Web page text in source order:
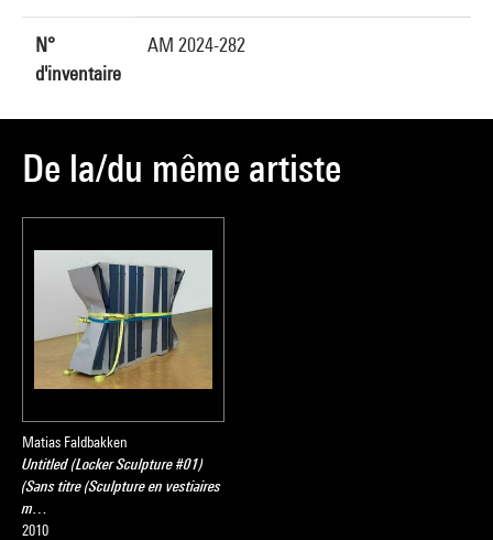
N°
d'inventaire
AM 2024-282
De la/du même artiste
Matias Faldbakken
Untitled (Locker Sculpture #01)
(Sans titre (Sculpture en vestiaires
m…
2010